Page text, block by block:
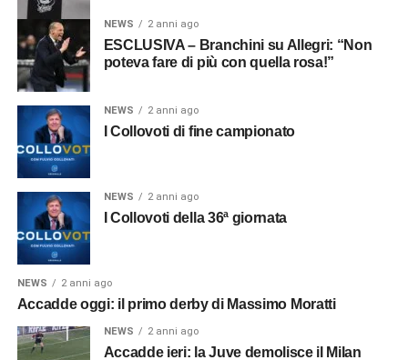
NEWS 2 anni ago
ESCLUSIVA – Branchini su Allegri: “Non
poteva fare di più con quella rosa!”
NEWS 2 anni ago
I Collovoti di fine campionato
NEWS 2 anni ago
I Collovoti della 36ª giornata
NEWS 2 anni ago
Accadde oggi: il primo derby di Massimo Moratti
NEWS 2 anni ago
Accadde ieri: la Juve demolisce il Milan